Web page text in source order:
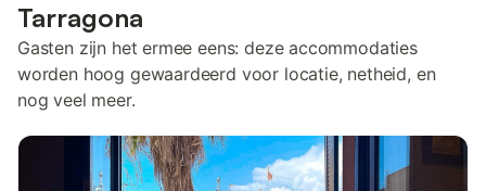
Tarragona
Gasten zijn het ermee eens: deze accommodaties
worden hoog gewaardeerd voor locatie, netheid, en
nog veel meer.